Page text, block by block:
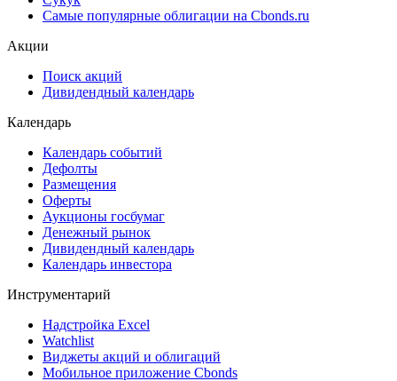
Самые популярные облигации на Cbonds.ru
Акции
Поиск акций
Дивидендный календарь
Календарь
Календарь событий
Дефолты
Размещения
Оферты
Аукционы госбумаг
Денежный рынок
Дивидендный календарь
Календарь инвестора
Инструментарий
Надстройка Excel
Watchlist
Виджеты акций и облигаций
Мобильное приложение Cbonds